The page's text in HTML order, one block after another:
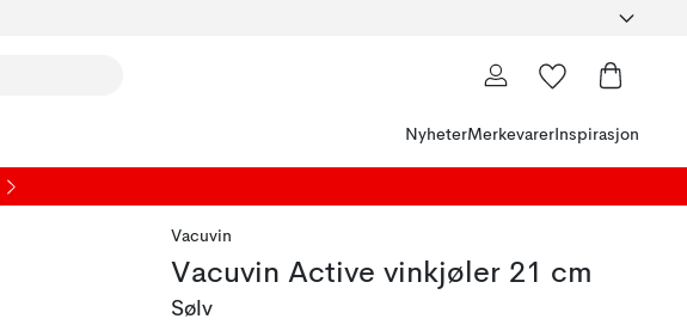
NyheterMerkevarer Inspirasjon
Vacuvin
Vacuvin Active vinkjøler 21 cm
Sølv